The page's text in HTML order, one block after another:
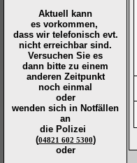
Aktuell kann
es vorkommen,
dass wir telefonisch evt.
nicht erreichbar sind.
Versuchen Sie es
dann bitte zu einem
anderen Zeitpunkt
noch einmal
oder
wenden sich in Notfällen
an
die Polizei
(04821 602 5300)
oder